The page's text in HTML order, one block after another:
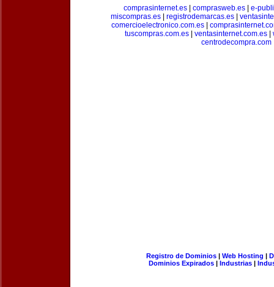
comprasinternet.es
comprasweb.es
e-
miscompras.es
registrodemarcas.es
comercioelectronico.com.es
tuscompras.com.es| ventasinternet.com.es|
centrodecompra.com
Registro de Dominios| Web Hosting |
Dominios Expirados | Industrias |